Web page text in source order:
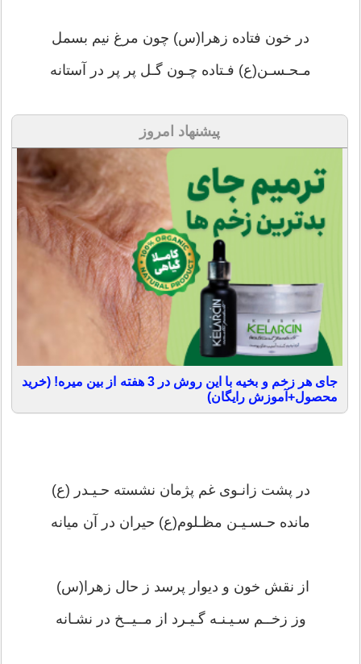
در خون فتاده زهرا(س) چون مرغ نیم بسمل
مـحـسـن(ع) فـتاده چـون گـل پر پر در آستانه
پیشنهاد امروز
جای هر زخم و بخیه با این روش در 3 هفته از بین میره! (خرید
محصول+آموزش رایگان)
در پشت زانـوی غم پژمان نشسته حـیـدر (ع)
مانده حـسـیـن مظـلوم(ع) حیران در آن میانه
از نقش خون و دیوار پرسد ز حال زهرا(س)
وز زخــم سـیـنـه گـیـرد از مــیــخ در نشـانه